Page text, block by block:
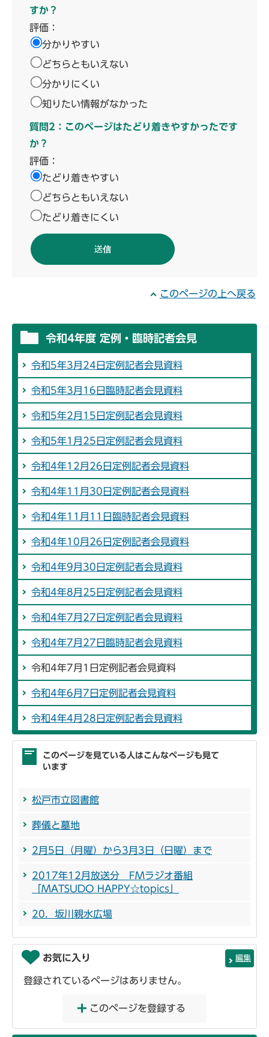
すか？
評価：
分かりやすい
どちらともいえない
分かりにくい
知りたい情報がなかった
質問2：このページはたどり着きやすかったです
か？
評価：
たどり着きやすい
どちらともいえない
たどり着きにくい
このページの上へ戻る
令和4年度 定例・臨時記者会見
令和5年3月24日定例記者会見資料
令和5年3月16日臨時記者会見資料
令和5年2月15日定例記者会見資料
令和5年1月25日定例記者会見資料
令和4年12月26日定例記者会見資料
令和4年11月30日定例記者会見資料
令和4年11月11日臨時記者会見資料
令和4年10月26日定例記者会見資料
令和4年9月30日定例記者会見資料
令和4年8月25日定例記者会見資料
令和4年7月27日定例記者会見資料
令和4年7月27日臨時記者会見資料
令和4年7月1日定例記者会見資料
令和4年6月7日定例記者会見資料
令和4年4月28日定例記者会見資料
このページを見ている人はこんなページも見て
います
松戸市立図書館
葬儀と墓地
2月5日（月曜）から3月3日（日曜）まで
2017年12月放送分 FMラジオ番組
「MATSUDO HAPPY☆topics」
20．坂川親水広場
お気に入り 編集
登録されているページはありません。
このページを登録する